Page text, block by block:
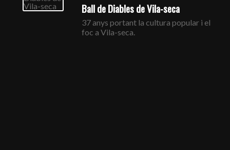
Ball de Diables de Vila-seca
37 anys portant la cultura popular i el
foc a Vila-seca.